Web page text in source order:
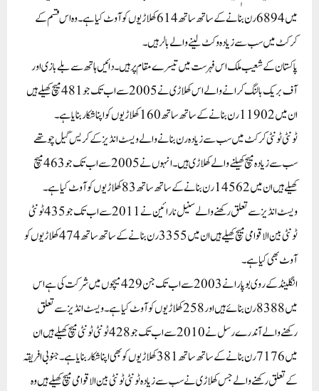
میں6894 رن بنانے کے ساتھ ساتھ614 کھلاڑیوں کو آوٹ کیا ہے۔ وہ اس قسم کے
کرکٹ میں سب سے زیادہ وکٹ لینے والے بالر ہیں۔
پاکستان کے شعیب ملک اس فہرست میں تیسرے مقام پر ہیں۔ دائیں ہاتھ سے بلے بازی اور
آف بریک بالنگ کرانے والے اس کھلاڑی نے2005 سے اب تک جو 481 میچ کھیلے ہیں
ان میں 11902رن بنانے کے ساتھ ساتھ160کھلاڑیوں کو اپنا شکار بنایا ہے۔
ٹونٹی ٹونٹی کرکٹ میں سب سے زیادہ رن بنانے والے ویسٹ انڈیز کے کریس گیل چوتھے
سب سے زیادہ میچ کھیلنے والے کھلاڑی ہیں۔ انہوں نے 2005 سے اب تک جو463 میچ
کھیلے ہیں ان میں14562 رن بنانے کے ساتھ ساتھ83 کھلاڑیوں کو آوٹ کیا ہے۔
ویسٹ انڈیز سے تعلق رکھنے والے سنیل نارائین نے2011 سے اب تک جو435 ٹونٹی
ٹونٹی بین الاقوامی میچ کھیلے ہیں ان میں3355 رن بنانے کے ساتھ ساتھ474 کھلاڑیوں کو
آوٹ بھی کیا ہے۔
انگلینڈ کے روی بوپارا نے 2003 سے اب تک جن 429 میچوں میں شرکت کی ہے اس
میں8388 رن بنائے ہیں اور258 کھلاڑیوں کو آوٹ کیا ہے۔ ویسٹ انڈیز سے تعلق
رکھنے والے آندرے رسل نے 2010 سے اب تک جو428 ٹونٹی ٹونٹی میچ کھیلے ہیں ان
میں7176 رن بنانے کے ساتھ ساتھ381 کھلاڑیوں کو بھی اپنا شکار بنایا ہے۔ جنوبی افریقہ
کے تعلق رکھنے والے جس کھلاڑی نے سب سے زیادہ ٹونٹی ٹونٹی بین الاقوامی میچ کھیلے ہیں وہ